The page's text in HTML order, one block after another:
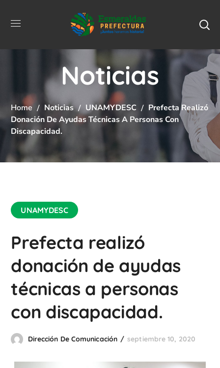
Noticias
Home Noticias UNAMYDESC
Prefecta Realizó
Donación De Ayudas Técnicas A Personas Con
Discapacidad.
UNAMYDESC
Prefecta realizó
donación de ayudas
técnicas a personas
con discapacidad.
Dirección De Comunicación septiembre 10, 2020